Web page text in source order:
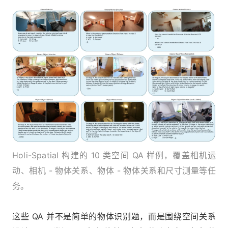
Holi-Spatial 构建的 10 类空间 QA 样例，覆盖相机运
动、相机 - 物体关系、物体 - 物体关系和尺寸测量等任
务。
这些 QA 并不是简单的物体识别题，而是围绕空间关系